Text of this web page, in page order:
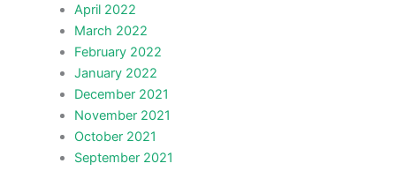
April 2022
March 2022
February 2022
January 2022
December 2021
November 2021
October 2021
September 2021